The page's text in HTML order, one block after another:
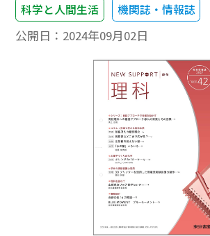
科学と人間生活
機関誌・情報誌
公開日： 2024年09月02日